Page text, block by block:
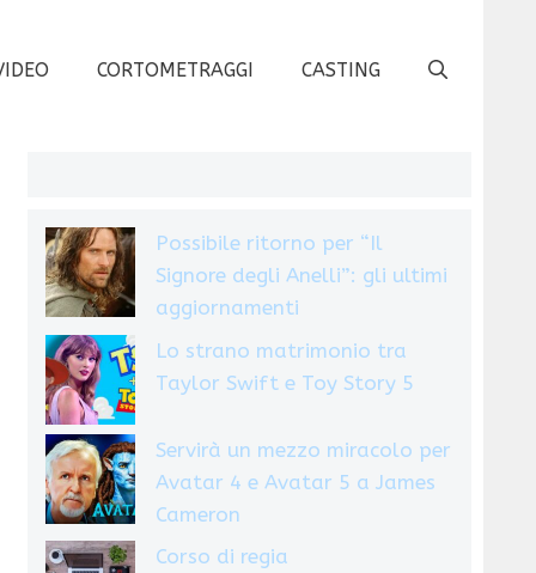
CORTOMETRAGGI CASTING
Possibile ritorno per “Il
Signore degli Anelli”: gli ultimi
aggiornamenti
Lo strano matrimonio tra
Taylor Swift e Toy Story 5
Servirà un mezzo miracolo per
Avatar 4 e Avatar 5 a James
Cameron
Corso di regia